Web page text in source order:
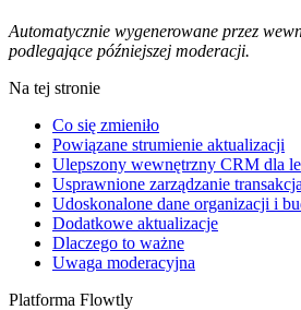
Automatycznie wygenerowane przez
podlegające późniejszej moderacji.
Na tej stronie
Co się zmieniło
Powiązane strumienie aktualizacji
Ulepszony wewnętrzny CRM dla
Usprawnione zarządzanie
Udoskonalone dane organizacji i
Dodatkowe aktualizacje
Dlaczego to ważne
Uwaga moderacyjna
Platforma Flowtly